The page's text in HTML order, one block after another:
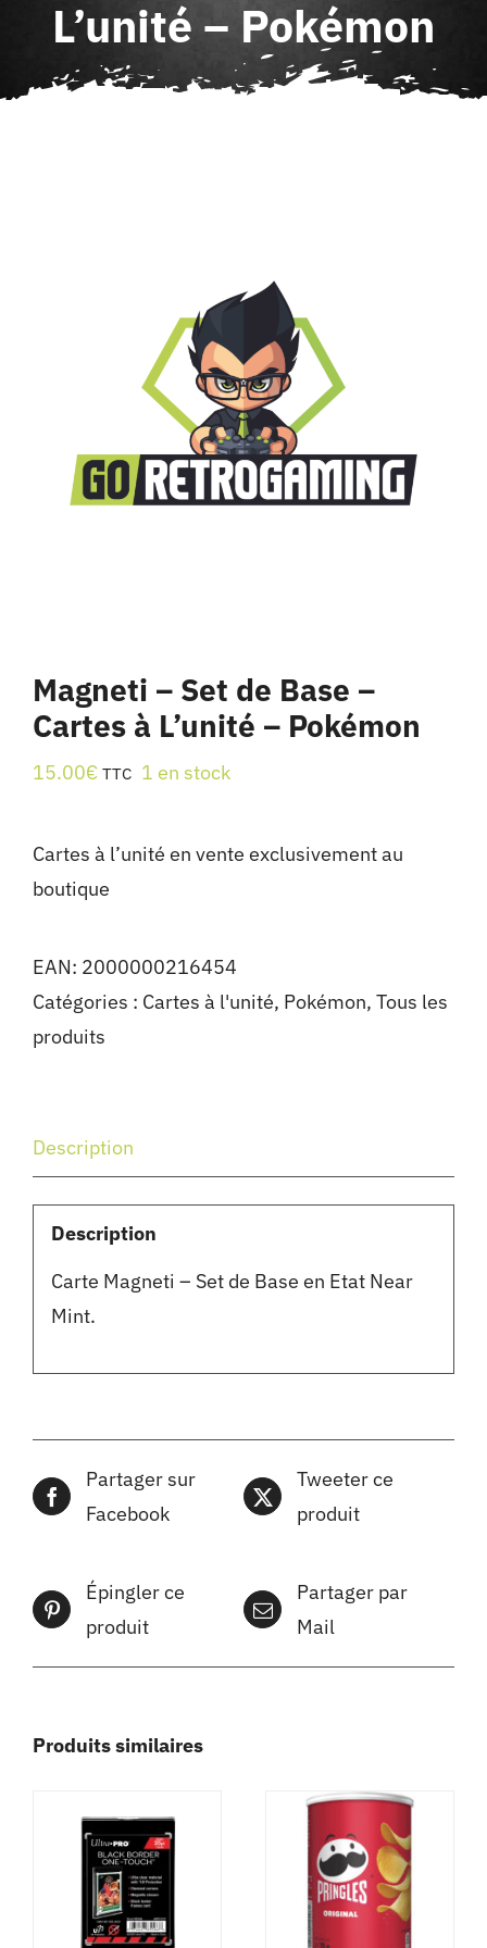
Agenda
Contact
L’unité – Pokémon
Magneti – Set de Base –
Cartes à L’unité – Pokémon
15.00€ TTC 1 en stock
Cartes à l’unité en vente exclusivement au
boutique
EAN: 2000000216454
Catégories : Cartes à l'unité, Pokémon, Tous les
produits
Description
Description
Carte Magneti – Set de Base en Etat Near
Mint.
Partager sur
Facebook
Tweeter ce
produit
Épingler ce
produit
Partager par
Mail
Produits similaires